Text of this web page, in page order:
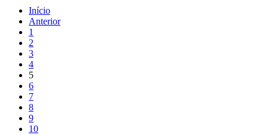
Início
Anterior
1
2
3
4
5
6
7
8
9
10